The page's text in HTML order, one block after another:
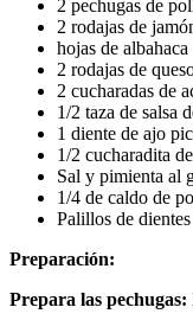
2 pechugas de
2 rodajas de
hojas de
2 rodajas de
2 cucharadas de
1/2 taza de salsa
1 diente de ajo
1/2 cucharadita
Sal y pimienta al
1/4 de caldo de
Palillos de
Preparación:
Prepara las pechugas: